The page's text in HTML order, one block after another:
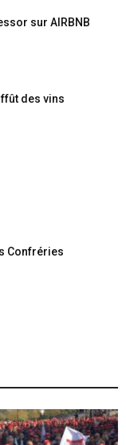
sur AIRBNB
des vins
Confréries